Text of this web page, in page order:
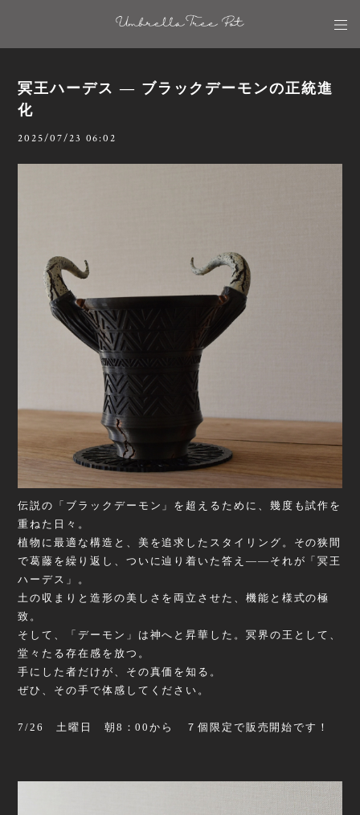
冥王ハーデス ― ブラックデーモンの正統進
化
2025/07/23 06:02
伝説の「ブラックデーモン」を超えるために、幾度も試作を
重ねた日々。
植物に最適な構造と、美を追求したスタイリング。その狭間
で葛藤を繰り返し、ついに辿り着いた答え――それが「冥王
ハーデス」。
土の収まりと造形の美しさを両立させた、機能と様式の極
致。
そして、「デーモン」は神へと昇華した。冥界の王として、
堂々たる存在感を放つ。
手にした者だけが、その真価を知る。
ぜひ、その手で体感してください。
7/26 土曜日 朝8：00から ７個限定で販売開始です！